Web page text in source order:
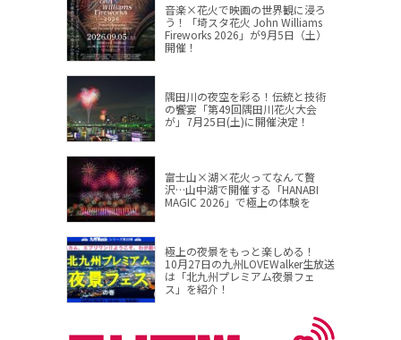
音楽×花火で映画の世界観に浸ろ
う！「埼スタ花火 John Williams
Fireworks 2026」が9月5日（土）
開催！
隅田川の夜空を彩る！伝統と技術
の饗宴「第49回隅田川花火大会
が」7月25日(土)に開催決定！
富士山×湖×花火ってなんて贅
沢…山中湖で開催する「HANABI
MAGIC 2026」で極上の体験を
極上の夜景をもっと楽しめる！
10月27日の九州LOVEWalker生放送
は「北九州プレミアム夜景フェ
ス」を紹介！